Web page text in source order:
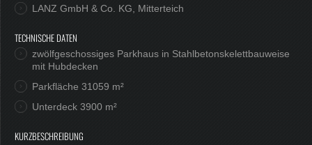
LANZ GmbH & Co. KG, Mitterteich
TECHNISCHE DATEN
zwölfgeschossiges Parkhaus in Stahlbetonskelettbauweise
mit Hubdecken
Parkfläche 31059 m²
Unterdeck 3900 m²
KURZBESCHREIBUNG